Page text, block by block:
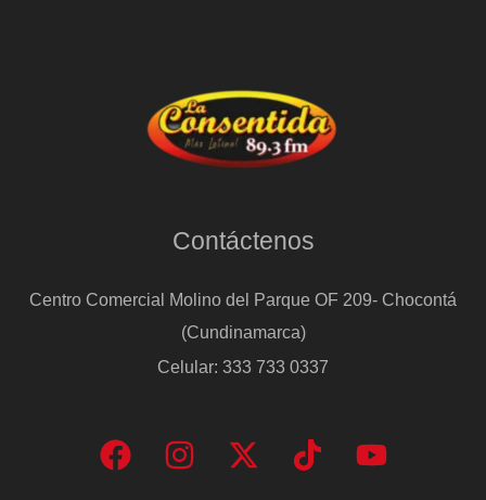
Contáctenos
Centro Comercial Molino del Parque OF 209- Chocontá
(Cundinamarca)
Celular: 333 733 0337